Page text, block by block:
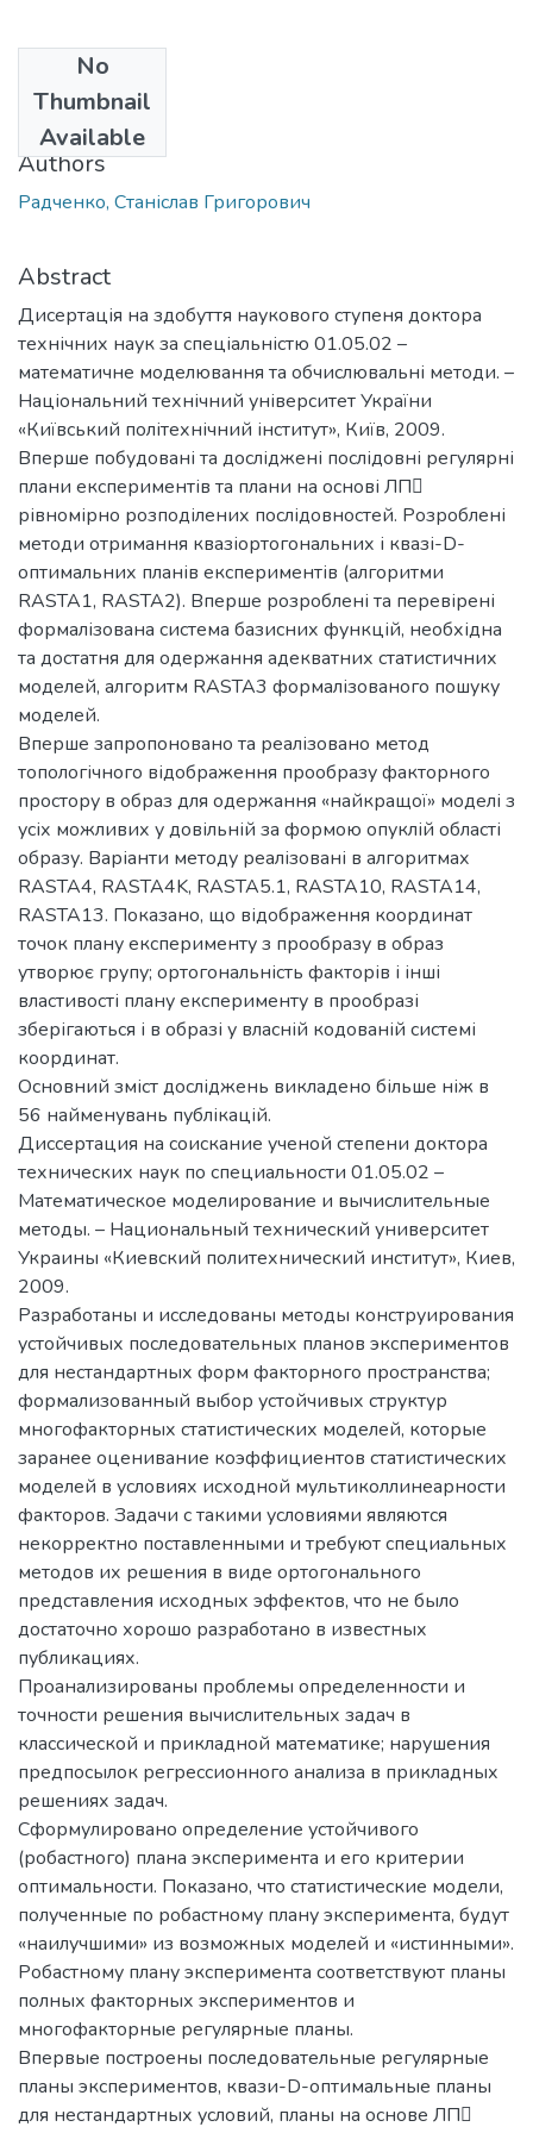
No
Thumbnail
Available
2009
Authors
Радченко, Станіслав Григорович
Abstract
Дисертація на здобуття наукового ступеня доктора
технічних наук за спеціальністю 01.05.02 –
математичне моделювання та обчислювальні методи. –
Національний технічний університет України
«Київський політехнічний інститут», Київ, 2009.
Вперше побудовані та досліджені послідовні регулярні
плани експериментів та плани на основі ЛП
рівномірно розподілених послідовностей. Розроблені
методи отримання квазіортогональних і квазі-D-
оптимальних планів експериментів (алгоритми
RASTA1, RASTA2). Вперше розроблені та перевірені
формалізована система базисних функцій, необхідна
та достатня для одержання адекватних статистичних
моделей, алгоритм RASTA3 формалізованого пошуку
моделей.
Вперше запропоновано та реалізовано метод
топологічного відображення прообразу факторного
простору в образ для одержання «найкращої» моделі з
усіх можливих у довільній за формою опуклій області
образу. Варіанти методу реалізовані в алгоритмах
RASTA4, RASTA4K, RASTA5.1, RASTA10, RASTA14,
RASTA13. Показано, що відображення координат
точок плану експерименту з прообразу в образ
утворює групу; ортогональність факторів і інші
властивості плану експерименту в прообразі
зберігаються і в образі у власній кодованій системі
координат.
Основний зміст досліджень викладено більше ніж в
56 найменувань публікацій.
Диссертация на соискание ученой степени доктора
технических наук по специальности 01.05.02 –
Математическое моделирование и вычислительные
методы. – Национальный технический университет
Украины «Киевский политехнический институт», Киев,
2009.
Разработаны и исследованы методы конструирования
устойчивых последовательных планов экспериментов
для нестандартных форм факторного пространства;
формализованный выбор устойчивых структур
многофакторных статистических моделей, которые
заранее оценивание коэффициентов статистических
моделей в условиях исходной мультиколлинеарности
факторов. Задачи с такими условиями являются
некорректно поставленными и требуют специальных
методов их решения в виде ортогонального
представления исходных эффектов, что не было
достаточно хорошо разработано в известных
публикациях.
Проанализированы проблемы определенности и
точности решения вычислительных задач в
классической и прикладной математике; нарушения
предпосылок регрессионного анализа в прикладных
решениях задач.
Сформулировано определение устойчивого
(робастного) плана эксперимента и его критерии
оптимальности. Показано, что статистические модели,
полученные по робастному плану эксперимента, будут
«наилучшими» из возможных моделей и «истинными».
Робастному плану эксперимента соответствуют планы
полных факторных экспериментов и
многофакторные регулярные планы.
Впервые построены последовательные регулярные
планы экспериментов, квази-D-оптимальные планы
для нестандартных условий, планы на основе ЛП